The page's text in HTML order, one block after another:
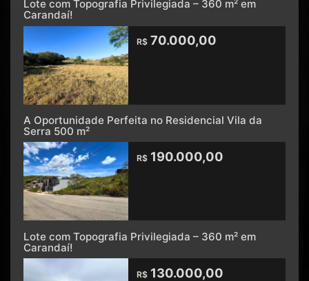
Lote com Topografia Privilegiada – 360 m² em
Carandaí!
R$ 70.000,00
A Oportunidade Perfeita no Residencial Vila da
Serra 500 m²
R$ 190.000,00
Lote com Topografia Privilegiada – 360 m² em
Carandaí!
R$ 130.000,00